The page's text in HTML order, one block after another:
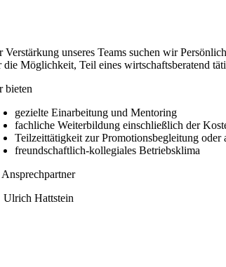
Verstärkung unseres Teams suchen wir
die Möglichkeit, Teil eines wirtschaftsberatend
bieten
gezielte Einarbeitung und Mentoring
fachliche Weiterbildung einschließlich der
Teilzeittätigkeit zur Promotionsbegleitung oder
freundschaftlich-kollegiales Betriebsklima
Ulrich Hattstein